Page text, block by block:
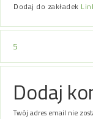
Dodaj do zakładek
5
Dodaj
Twój adres email nie